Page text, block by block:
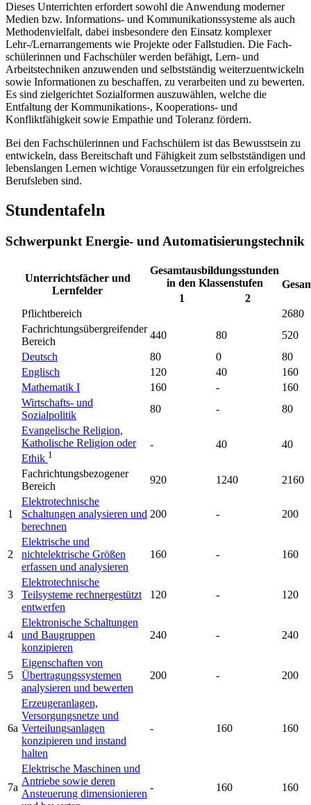
Dieses Unterrichten erfordert sowohl die Anwendung moderner
Medien bzw. Informa­tions- und Kommunikationssysteme als auch
Methodenvielfalt, dabei insbesondere den Einsatz komplexer
Lehr-/Lernarrangements wie Projekte oder Fallstudien. Die Fach­
schülerinnen und Fachschüler werden befähigt, Lern- und
Arbeitstechniken anzuwen­den und selbstständig weiterzuentwickeln
sowie Informationen zu beschaffen, zu ver­arbeiten und zu bewerten.
Es sind zielgerichtet Sozialformen auszuwählen, welche die
Entfaltung der Kommunikations-, Kooperations- und
Konfliktfähigkeit sowie Empathie und Toleranz fördern.
Bei den Fachschülerinnen und Fachschülern ist das Bewusstsein zu
ent­wickeln, dass Bereitschaft und Fähigkeit zum selbstständigen und
lebenslangen Lernen wichtige Voraussetzungen für ein erfolgreiches
Berufsleben sind.
Stundentafeln
Schwerpunkt Energie- und Automatisierungstechnik
Unterrichtsfächer und
Lernfelder
Gesamtausbildungsstunden
in den Klassenstufen
1
2
Pflichtbereich
2680
Fachrichtungsübergreifender
Bereich
440 80
520
Deutsch
80 0
80
Englisch
120 40
160
Mathematik I
160 -
160
Wirtschafts- und
Sozialpolitik
80 -
80
Evangelische Religion,
Katholische Religion oder
Ethik 1
- 40 40
Fachrichtungsbezogener
Bereich
920 1240 2160
1
Elektrotechnische
Schaltungen analysieren und
berechnen
200 - 200
2
Elektrische und
nichtelektrische Größen
erfassen und analysieren
160 - 160
3
Elektrotechnische
Teilsysteme rechnergestützt
entwerfen
120 - 120
4
Elektronische Schaltungen
und Baugruppen
konzipieren
240 - 240
5
Eigenschaften von
Übertragungssystemen
analysieren und bewerten
200 - 200
6a
Erzeugeranlagen,
Versorgungsnetze und
Verteilungsanlagen
konzipieren und instand
halten
- 160 160
7a
Elektrische Maschinen und
Antriebe sowie deren
Ansteuerung dimensionieren
- 160 160